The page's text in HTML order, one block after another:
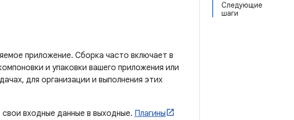
Следующие
шаги
приложение. Сборка часто включает в
и упаковки вашего приложения или
для организации и выполнения этих
входные данные в выходные. Плагины